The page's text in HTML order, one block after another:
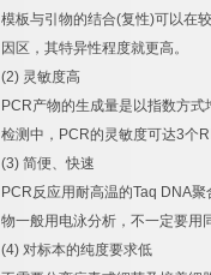
模板与引物的结合(复性)可以在
因区，其特异性程度就更高。
(2) 灵敏度高
PCR产物的生成量是以指数方式
检测中， PCR的灵敏度可达3个
(3) 简便、快速
PCR反应用耐高温的Taq DNA聚
物一般用电泳分析，不一定要用
(4) 对标本的纯度要求低